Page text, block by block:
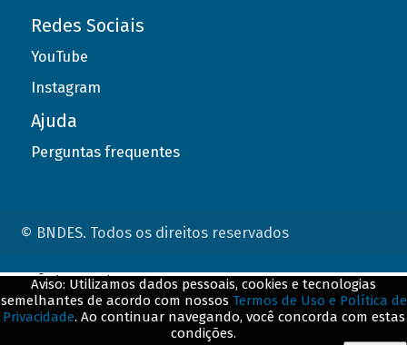
Redes Sociais
YouTube
Instagram
Ajuda
Perguntas frequentes
© BNDES. Todos os direitos reservados
Aviso: Utilizamos dados pessoais, cookies e tecnologias
semelhantes de acordo com nossos Termos de Uso e Política de
Privacidade. Ao continuar navegando, você concorda com estas
condições.
ConteÃºdo complementar
${title}${badge}